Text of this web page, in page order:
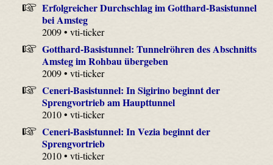
Erfolgreicher Durchschlag im Gotthard-Basistunnel
bei Amsteg
2009 • vti-ticker
Gotthard-Basistunnel: Tunnelröhren des Abschnitts
Amsteg im Rohbau übergeben
2009 • vti-ticker
Ceneri-Basistunnel: In Sigirino beginnt der
Sprengvortrieb am Haupttunnel
2010 • vti-ticker
Ceneri-Basistunnel: In Vezia beginnt der
Sprengvortrieb
2010 • vti-ticker